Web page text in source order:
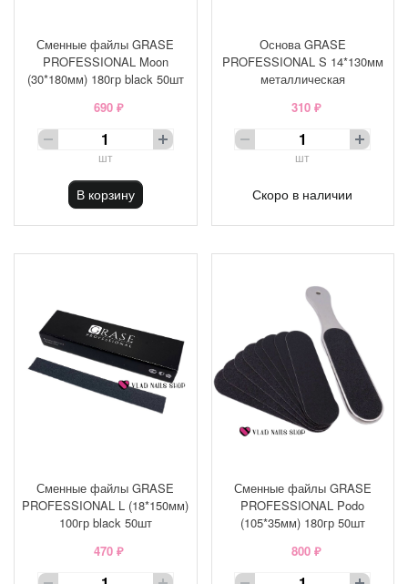
Сменные файлы GRASE
PROFESSIONAL Moon
(30*180мм) 180гр black 50шт
690 ₽
шт
В корзину
Основа GRASE
PROFESSIONAL S 14*130мм
металлическая
310 ₽
шт
Скоро в наличии
Сменные файлы GRASE
PROFESSIONAL L (18*150мм)
100гр black 50шт
470 ₽
Сменные файлы GRASE
PROFESSIONAL Podo
(105*35мм) 180гр 50шт
800 ₽